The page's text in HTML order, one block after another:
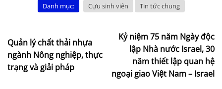
Danh mục: Cựu sinh viên Tin tức chung
Quản lý chất thải nhựa
ngành Nông nghiệp, thực
trạng và giải pháp
Kỷ niệm 75 năm Ngày độc
lập Nhà nước Israel, 30
năm thiết lập quan hệ
ngoại giao Việt Nam – Israel